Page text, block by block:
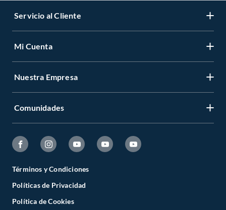
Servicio al Cliente
Mi Cuenta
Nuestra Empresa
Comunidades
Términos y Condiciones
Políticas de Privacidad
Política de Cookies